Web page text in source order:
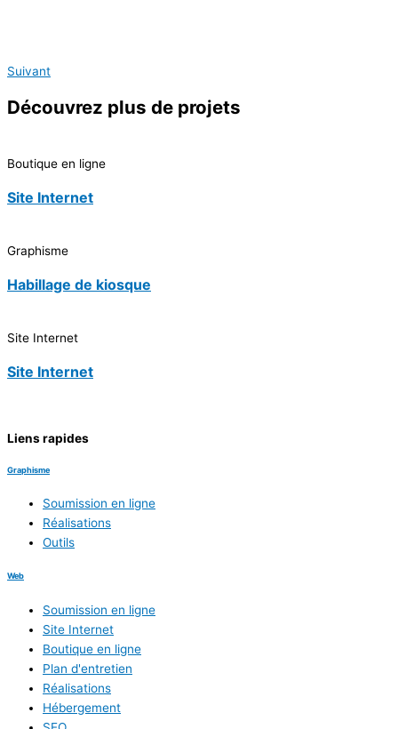
Suivant
Découvrez plus de projets
Boutique en ligne
Site Internet
Graphisme
Habillage de kiosque
Site Internet
Site Internet
Liens rapides
Graphisme
Soumission en ligne
Réalisations
Outils
Web
Soumission en ligne
Site Internet
Boutique en ligne
Plan d'entretien
Réalisations
Hébergement